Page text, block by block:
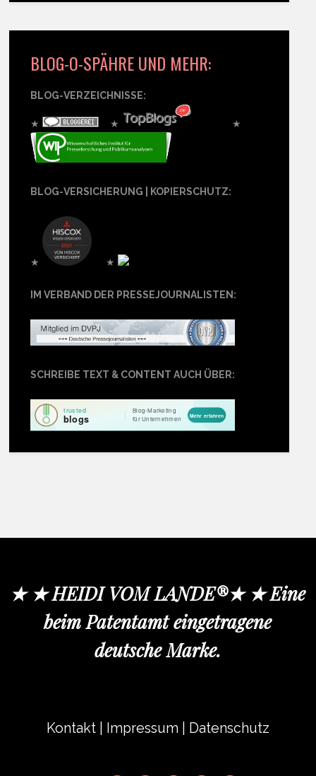
BLOG-O-SPÄHRE UND MEHR:
BLOG-VERZEICHNISSE:
★ ★ ★
BLOG-VERSICHERUNG | KOPIERSCHUTZ:
★ ★
IM VERBAND DER PRESSEJOURNALISTEN:
SCHREIBE TEXT & CONTENT AUCH ÜBER:
★ ★ HEIDI VOM LANDE®★ ★ Eine
beim Patentamt eingetragene
deutsche Marke.
Kontakt Impressum Datenschutz